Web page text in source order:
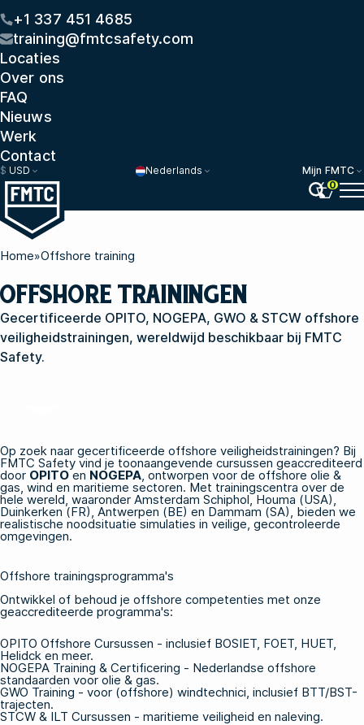
+1 337 451 4685
training@fmtcsafety.com
Locaties
Over ons
FAQ
Nieuws
Werk
Contact
$ USD Nederlands
Mijn FMTC
0
Home»Offshore training
OFFSHORE TRAININGEN
Gecertificeerde OPITO, NOGEPA, GWO & STCW offshore
veiligheidstrainingen, wereldwijd beschikbaar bij FMTC
Safety.
Op zoek naar gecertificeerde offshore veiligheidstrainingen? Bij
FMTC Safety vind je toonaangevende cursussen geaccrediteerd
door OPITOen NOGEPA , ontworpen voor de offshore olie &
gas, wind en maritieme sectoren. Met trainingscentra over de
hele wereld, waaronder Amsterdam Schiphol, Houma (USA),
Duinkerken (FR), Antwerpen (BE) en Dammam (SA), bieden we
realistische noodsituatie simulaties in veilige, gecontroleerde
omgevingen.
Offshore trainingsprogramma's
Ontwikkel of behoud je offshore competenties met onze
geaccrediteerde programma's:
OPITO Offshore Cursussen - inclusief BOSIET, FOET, HUET,
Helidck en meer.
NOGEPA Training & Certificering - Nederlandse offshore
standaarden voor olie & gas.
GWO Training - voor (offshore) windtechnici, inclusief BTT/BST-
trajecten.
STCW & ILT Cursussen - maritieme veiligheid en naleving.